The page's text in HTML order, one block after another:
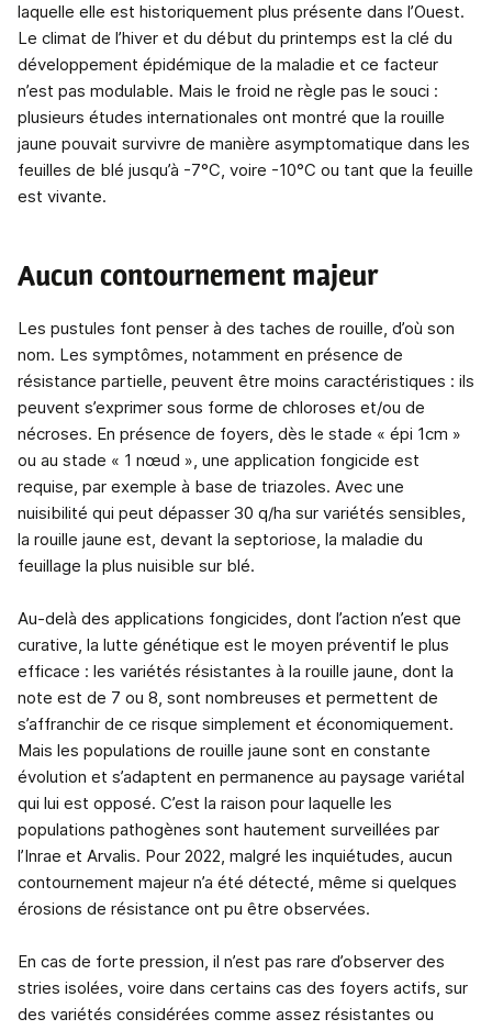
laquelle elle est historiquement plus présente dans l’Ouest.
Le climat de l’hiver et du début du printemps est la clé du
développement épidémique de la maladie et ce facteur
n’est pas modulable. Mais le froid ne règle pas le souci :
plusieurs études internationales ont montré que la rouille
jaune pouvait survivre de manière asymptomatique dans les
feuilles de blé jusqu’à -7°C, voire -10°C ou tant que la feuille
est vivante.
Aucun contournement majeur
Les pustules font penser à des taches de rouille, d’où son
nom. Les symptômes, notamment en présence de
résistance partielle, peuvent être moins caractéristiques : ils
peuvent s’exprimer sous forme de chloroses et/ou de
nécroses. En présence de foyers, dès le stade « épi 1cm »
ou au stade « 1 nœud », une application fongicide est
requise, par exemple à base de triazoles. Avec une
nuisibilité qui peut dépasser 30 q/ha sur variétés sensibles,
la rouille jaune est, devant la septoriose, la maladie du
feuillage la plus nuisible sur blé.
Au-delà des applications fongicides, dont l’action n’est que
curative, la lutte génétique est le moyen préventif le plus
efficace : les variétés résistantes à la rouille jaune, dont la
note est de 7 ou 8, sont nombreuses et permettent de
s’affranchir de ce risque simplement et économiquement.
Mais les populations de rouille jaune sont en constante
évolution et s’adaptent en permanence au paysage variétal
qui lui est opposé. C’est la raison pour laquelle les
populations pathogènes sont hautement surveillées par
l’Inrae et Arvalis. Pour 2022, malgré les inquiétudes, aucun
contournement majeur n’a été détecté, même si quelques
érosions de résistance ont pu être observées.
En cas de forte pression, il n’est pas rare d’observer des
stries isolées, voire dans certains cas des foyers actifs, sur
des variétés considérées comme assez résistantes ou